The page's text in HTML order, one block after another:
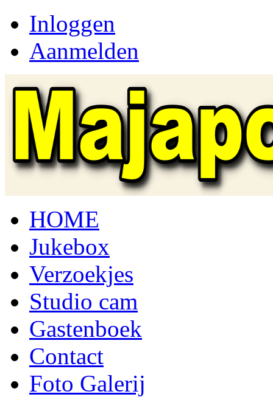
Inloggen
Aanmelden
HOME
Jukebox
Verzoekjes
Studio cam
Gastenboek
Contact
Foto Galerij